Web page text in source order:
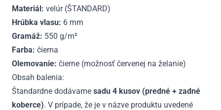
Materiál: velúr (ŠTANDARD)
Hrúbka vlasu: 6 mm
Gramáž: 550 g/m²
Farba: čierna
Olemovanie: čierne (možnosť červenej na želanie)
Obsah balenia:
Štandardne dodávame sadu 4 kusov (predné + zadné
koberce). V prípade, že je v názve produktu uvedené